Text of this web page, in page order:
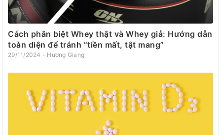
Cách phân biệt Whey thật và Whey giả: Hướng dẫn
toàn diện để tránh “tiền mất, tật mang”
29/11/2024 - Hương Giang